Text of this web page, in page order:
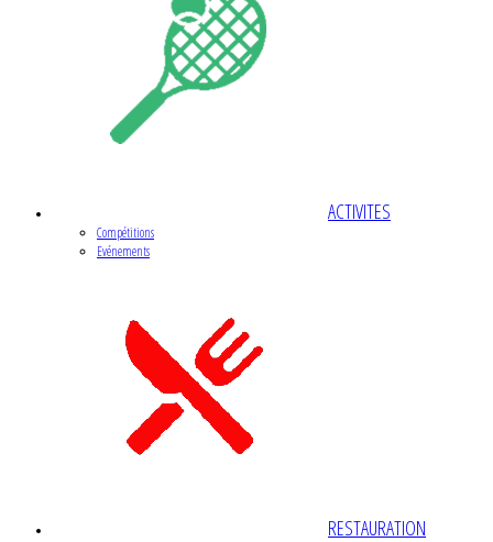
ACTIVITES
Compétitions
Evénements
RESTAURATION